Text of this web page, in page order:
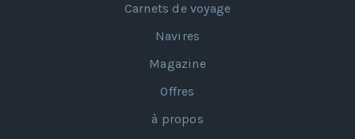
Carnets de voyage
Navires
Magazine
Offres
à propos